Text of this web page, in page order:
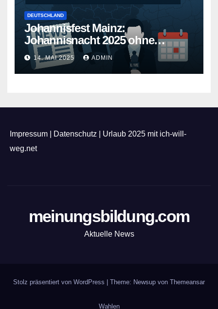
DEUTSCHLAND
Johannisfest Mainz:
Johannisnacht 2025 ohne
Feuerwerk
14. MAI 2025 ADMIN
Impressum Datenschutz
Urlaub 2025 mit ich-will-
weg.net
meinungsbildung.com
Aktuelle News
Stolz präsentiert von WordPress Theme: Newsup von Themeansar
Wahlen